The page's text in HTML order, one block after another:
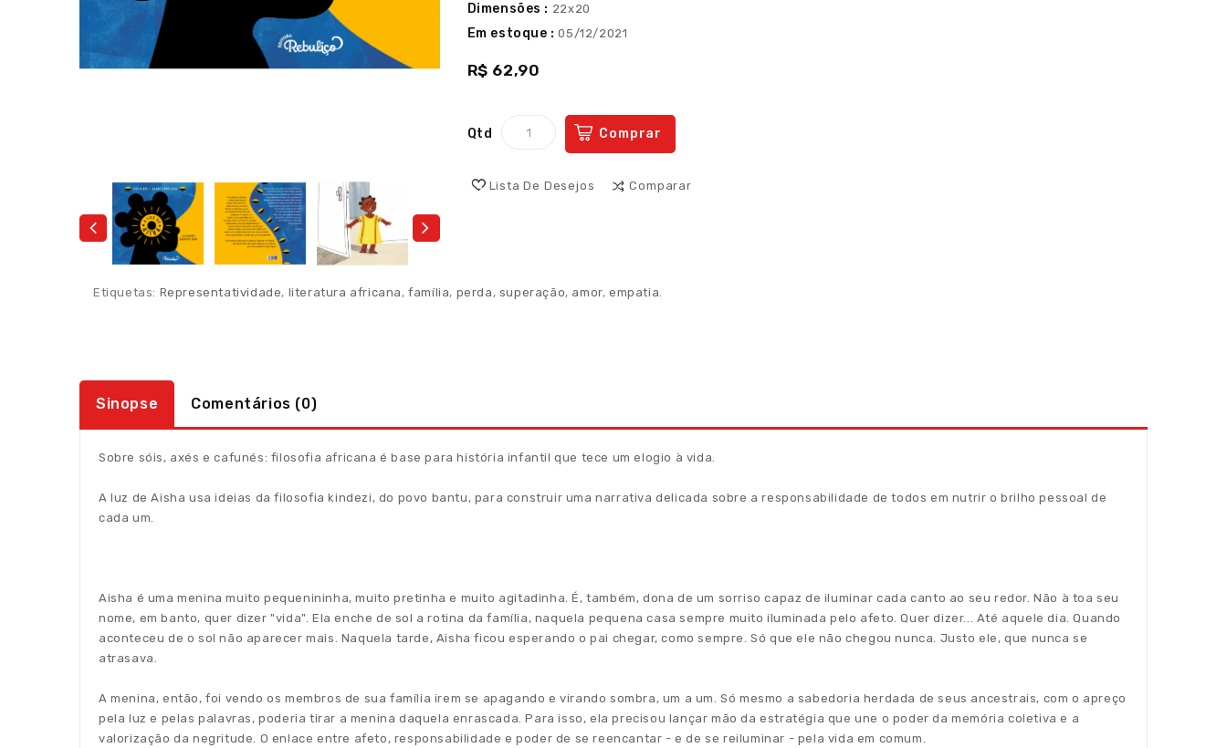
Dimensões : 22x20
Em estoque : 05/12/2021
R$ 62,90
Qtd Comprar
Lista De Desejos Comparar
Etiquetas: Representatividade, literatura africana ,família, perda , superação, amor,empatia.
Sinopse Comentários (0)
Sobre sóis, axés e cafunés: filosofia africana é base para história infantil que tece um elogio à vida.
A luz de Aisha usa ideias da filosofia kindezi, do povo bantu, para construir uma narrativa delicada sobre a responsabilidade de todos em nutrir o brilho pessoal de
cada um.
Aisha é uma menina muito pequenininha, muito pretinha e muito agitadinha. É, também, dona de um sorriso capaz de iluminar cada canto ao seu redor. Não à toa seu
nome, em banto, quer dizer "vida". Ela enche de sol a rotina da família, naquela pequena casa sempre muito iluminada pelo afeto. Quer dizer... Até aquele dia. Quando
aconteceu de o sol não aparecer mais. Naquela tarde, Aisha ficou esperando o pai chegar, como sempre. Só que ele não chegou nunca. Justo ele, que nunca se
atrasava.
A menina, então, foi vendo os membros de sua família irem se apagando e virando sombra, um a um. Só mesmo a sabedoria herdada de seus ancestrais, com o apreço
pela luz e pelas palavras, poderia tirar a menina daquela enrascada. Para isso, ela precisou lançar mão da estratégia que une o poder da memória coletiva e a
valorização da negritude. O enlace entre afeto, responsabilidade e poder de se reencantar - e de se reiluminar - pela vida em comum.